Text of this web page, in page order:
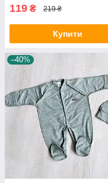
119 ₴ 219 ₴
Купити
–40%